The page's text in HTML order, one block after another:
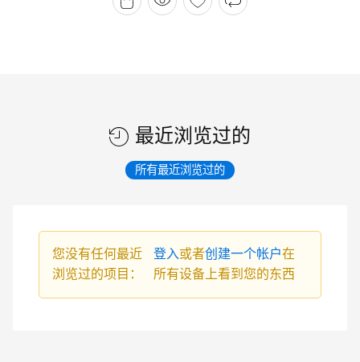
HK$ 391.04。
最近浏览过的
所有最近浏览过的
您没有任何最近
浏览过的项目：
登入或者创建一个帐户在
所有设备上看到您的东西